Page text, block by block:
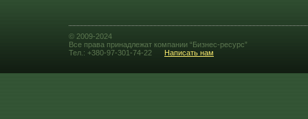
© 2009-2024
Все права принадлежат компании “Бизнес-ресурс”
Тел.: +380-97-301-74-22
Написать нам